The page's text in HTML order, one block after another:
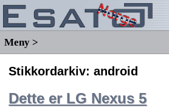
Meny >
Stikkordarkiv:android
Dette er LG Nexus 5